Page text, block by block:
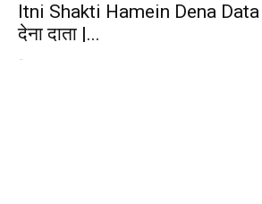
Itni Shakti Hamein Dena Data
देना दाता |...
-